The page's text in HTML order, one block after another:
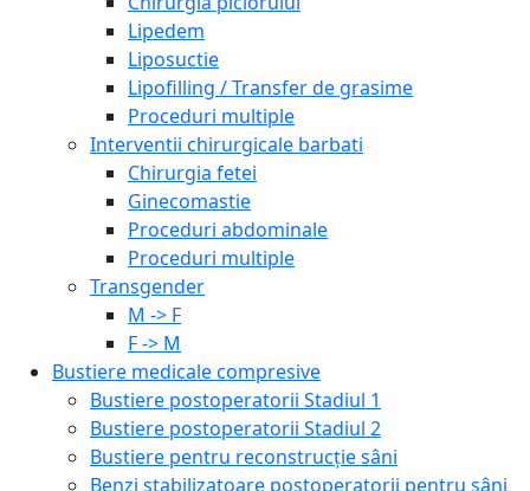
Lipedem
Liposuctie
Lipofilling / Transfer de grasime
Proceduri multiple
Interventii chirurgicale barbati
Chirurgia fetei
Ginecomastie
Proceduri abdominale
Proceduri multiple
Transgender
M -> F
F -> M
Bustiere medicale compresive
Bustiere postoperatorii Stadiul 1
Bustiere postoperatorii Stadiul 2
Bustiere pentru reconstrucție sâni
Benzi stabilizatoare postoperatorii pentru sâni